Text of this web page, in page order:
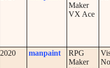
Maker
VX Ace
2020 manpaint
RPG
Maker